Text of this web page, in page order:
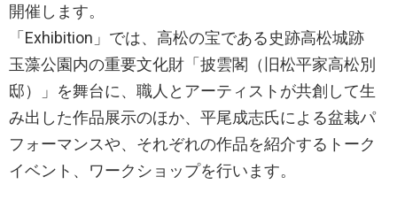
開催します。
「Exhibition」では、高松の宝である史跡高松城跡
玉藻公園内の重要文化財「披雲閣（旧松平家高松別
邸）」を舞台に、職人とアーティストが共創して生
み出した作品展示のほか、平尾成志氏による盆栽パ
フォーマンスや、それぞれの作品を紹介するトーク
イベント、ワークショップを行います。